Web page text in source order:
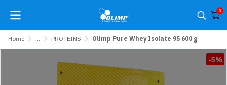
0
Home ... PROTEINS Olimp Pure Whey Isolate 95 600 g
-5%